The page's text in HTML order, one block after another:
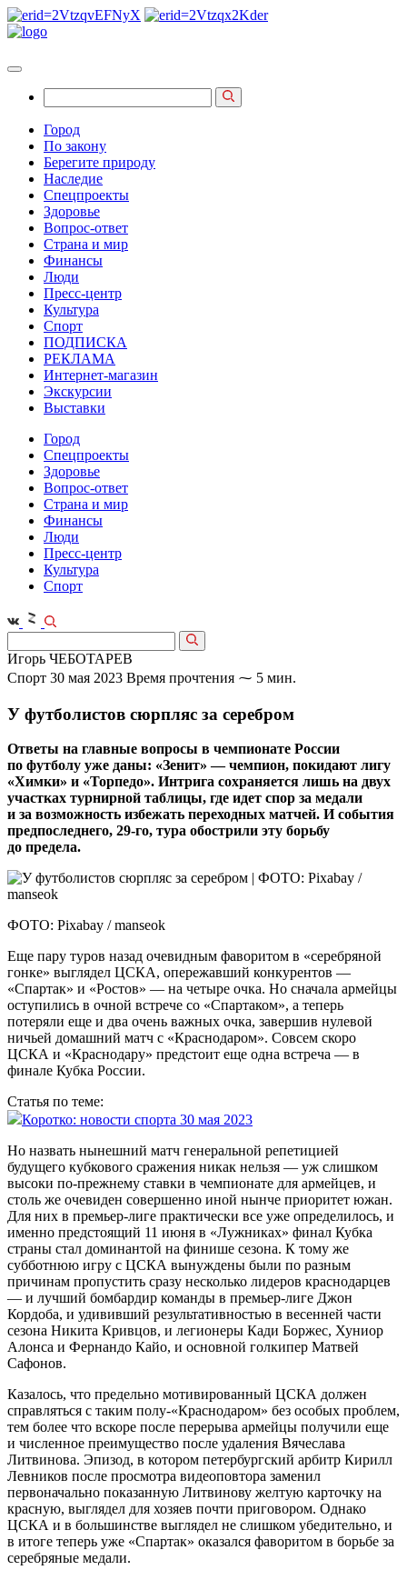
Город
По закону
Берегите природу
Наследие
Спецпроекты
Здоровье
Вопрос-ответ
Страна и мир
Финансы
Люди
Пресс-центр
Культура
Спорт
ПОДПИСКА
РЕКЛАМА
Интернет-магазин
Экскурсии
Выставки
Город
Спецпроекты
Здоровье
Вопрос-ответ
Страна и мир
Финансы
Люди
Пресс-центр
Культура
Спорт
Игорь ЧЕБОТАРЕВ
Спорт 30 мая 2023 Время прочтения ⁓ 5 мин.
У футболистов сюрпляс за серебром
Ответы на главные вопросы в чемпионате России
по футболу уже даны: «Зенит» — чемпион, покидают лигу
«Химки» и «Торпедо». Интрига сохраняется лишь на двух
участках турнирной таблицы, где идет спор за медали
и за возможность избежать переходных матчей. И события
предпоследнего, 29‑го, тура обострили эту борьбу
до предела.
ФОТО: Pixabay / manseok
Еще пару туров назад очевидным фаворитом в «серебряной
гонке» выглядел ЦСКА, опережавший конкурентов —
«Спартак» и «Ростов» — на четыре очка. Но сначала армейцы
оступились в очной встрече со «Спартаком», а теперь
потеряли еще и два очень важных очка, завершив нулевой
ничьей домашний матч с «Краснодаром». Совсем скоро
ЦСКА и «Краснодару» предстоит еще одна встреча — в
финале Кубка России.
Статья по теме:
Коротко: новости спорта 30 мая 2023
Но назвать нынешний матч генеральной репетицией
будущего кубкового сражения никак нельзя — уж слишком
высоки по‑прежнему ставки в чемпионате для армейцев, и
столь же очевиден совершенно иной нынче приоритет южан.
Для них в премьер-лиге практически все уже определилось, и
именно предстоящий 11 июня в «Лужниках» финал Кубка
страны стал доминантой на финише сезона. К тому же
субботнюю игру с ЦСКА вынуждены были по разным
причинам пропустить сразу несколько лидеров краснодарцев
— и лучший бомбардир команды в премьер-лиге Джон
Кордоба, и удививший результативностью в весенней части
сезона Никита Кривцов, и легионеры Кади Боржес, Хуниор
Алонса и Фернандо Кайо, и основной голкипер Матвей
Сафонов.
Казалось, что предельно мотивированный ЦСКА должен
справляться с таким полу-«Краснодаром» без особых проблем,
тем более что вскоре после перерыва армейцы получили еще
и численное преимущество после удаления Вячеслава
Литвинова. Эпизод, в котором петербургский арбитр Кирилл
Левников после просмотра видеоповтора заменил
первоначально показанную Литвинову желтую карточку на
красную, выглядел для хозяев почти приговором. Однако
ЦСКА и в большинстве выглядел не слишком убедительно, и
в итоге теперь уже «Спартак» оказался фаворитом в борьбе за
серебряные медали.